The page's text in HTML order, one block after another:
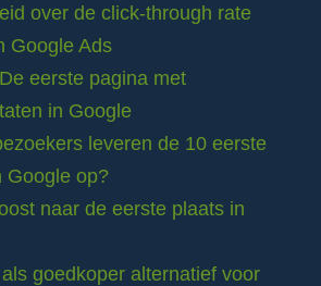
over de click-through rate
Google Ads
eerste pagina met
in Google
leveren de 10 eerste
Google op?
naar de eerste plaats in
goedkoper alternatief voor